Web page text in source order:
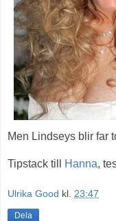
Men Lindseys blir far
Tipstack till Hanna,
Ulrika Good kl. 23:47
Dela